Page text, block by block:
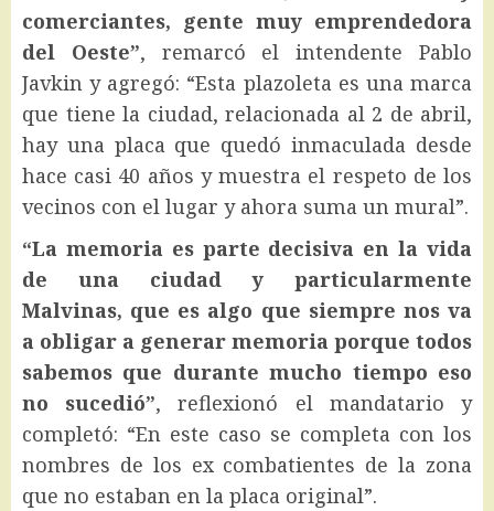
comerciantes, gente muy emprendedora
del Oeste”, remarcó el intendente Pablo
Javkin y agregó: “Esta plazoleta es una marca
que tiene la ciudad, relacionada al 2 de abril,
hay una placa que quedó inmaculada desde
hace casi 40 años y muestra el respeto de los
vecinos con el lugar y ahora suma un mural”.
“La memoria es parte decisiva en la vida
de una ciudad y particularmente
Malvinas, que es algo que siempre nos va
a obligar a generar memoria porque todos
sabemos que durante mucho tiempo eso
no sucedió”, reflexionó el mandatario y
completó: “En este caso se completa con los
nombres de los ex combatientes de la zona
que no estaban en la placa original”.